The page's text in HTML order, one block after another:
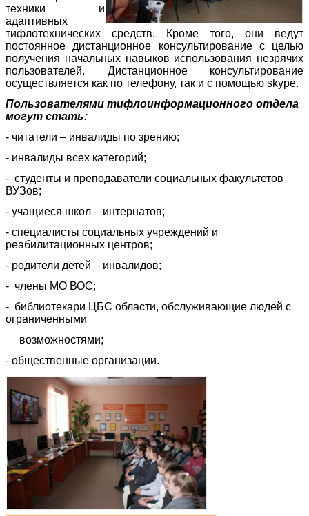
техники и
адаптивных
тифлотехнических средств. Кроме того, они ведут
постоянное дистанционное консультирование с целью
получения начальных навыков использования незрячих
пользователей. Дистанционное консультирование
осуществляется как по телефону, так и с помощью skype.
Пользователями тифлоинформационного отдела
могут стать:
- читатели – инвалиды по зрению;
- инвалиды всех категорий;
- студенты и преподаватели социальных факультетов
ВУЗов;
- учащиеся школ – интернатов;
- специалисты социальных учреждений и
реабилитационных центров;
- родители детей – инвалидов;
- члены МО ВОС;
- библиотекари ЦБС области, обслуживающие людей с
ограниченными
возможностями;
- общественные организации.